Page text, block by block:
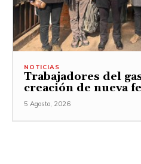
NOTICIAS
Trabajadores del
creación de nueva
5 Agosto, 2026